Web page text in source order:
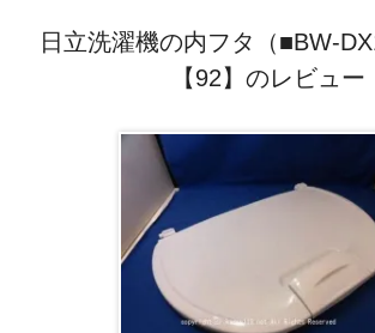
日立洗濯機の内フタ（■BW-
【92】のレビュー